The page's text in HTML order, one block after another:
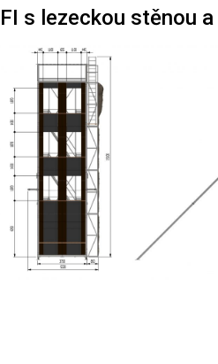
s lezeckou stěnou